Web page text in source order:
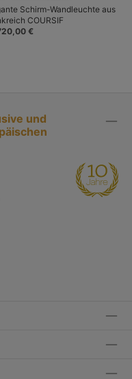
Schirm-Wandleuchte aus
COURSIF
€
und